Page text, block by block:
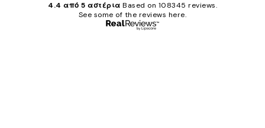
4.4 από 5 αστέρια Based on 108345 reviews.
See some of the reviews here.